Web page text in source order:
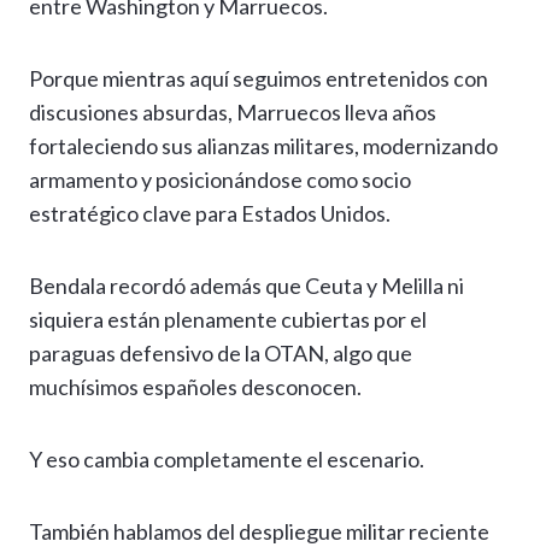
entre Washington y Marruecos.
Porque mientras aquí seguimos entretenidos con
discusiones absurdas, Marruecos lleva años
fortaleciendo sus alianzas militares, modernizando
armamento y posicionándose como socio
estratégico clave para Estados Unidos.
Bendala recordó además que Ceuta y Melilla ni
siquiera están plenamente cubiertas por el
paraguas defensivo de la OTAN, algo que
muchísimos españoles desconocen.
Y eso cambia completamente el escenario.
También hablamos del despliegue militar reciente